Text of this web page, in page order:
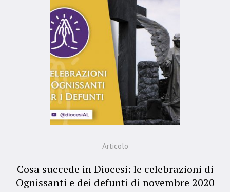
Articolo
Cosa succede in Diocesi: le celebrazioni di
Ognissanti e dei defunti di novembre 2020